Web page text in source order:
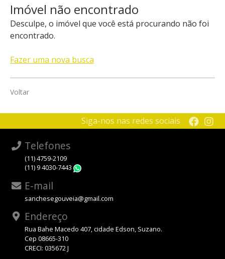
Imóvel não encontrado
Desculpe, o imóvel que você está procurando não foi
encontrado.
Fazer uma nova busca
Voltar
Siga-nos nas redes sociais
Telefones
(11) 4759-2109
(11) 9 4030-7443
E-mail
sanchesegouveia@gmail.com
Endereço
Rua Bahe Macedo 407, cidade Edson, Suzano.
Cep 08665-310
CRECI: 035672 J